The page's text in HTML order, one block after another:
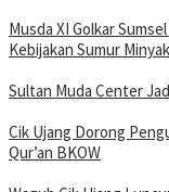
Musda XI Golkar
Kebijakan Sumur
Sultan Muda Center
Cik Ujang Dorong
Qur’an BKOW